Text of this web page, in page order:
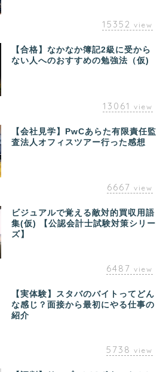
15352 view
【合格】なかなか簿記2級に受から
ない人へのおすすめの勉強法（仮)
13061 view
【会社見学】PwCあらた有限責任監
査法人オフィスツアー行った感想
6667 view
ビジュアルで覚える敵対的買収用語
集(仮) 【公認会計士試験対策シリー
ズ】
6487 view
【実体験】スタバのバイトってどん
な感じ？面接から最初にやる仕事の
紹介
5738 view